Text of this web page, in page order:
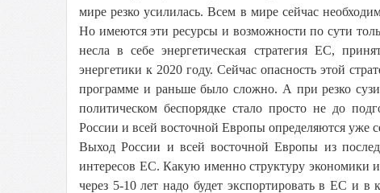
мире резко усилилась. Всем в мире сейчас
Но имеются эти ресурсы и возможности по сути
несла в себе энергетическая стратегия ЕС,
энергетики к 2020 году. Сейчас опасность этой
программе и раньше было сложно. А при резко
политическом беспорядке стало просто не до
России и всей восточной Европы определяются уже
Выход России и всей восточной Европы из
интересов ЕС. Какую именно структуру экономики
через 5-10 лет надо будет экспортировать в ЕС и